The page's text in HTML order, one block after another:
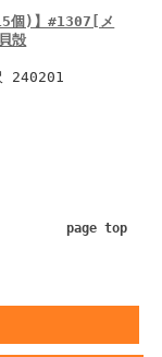
個)】#1307[メ
殻
240201
page top